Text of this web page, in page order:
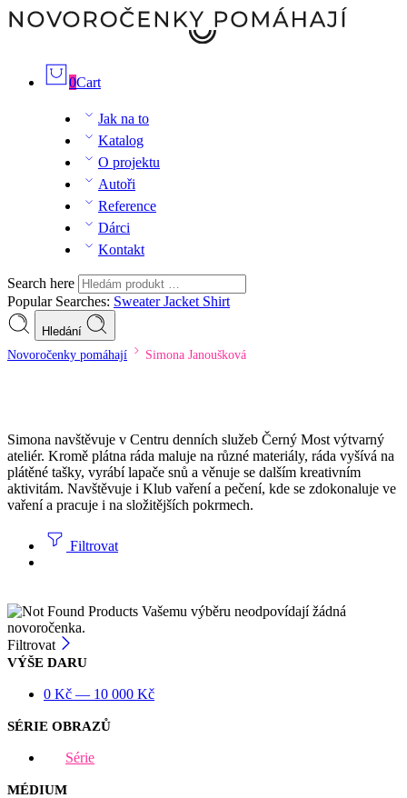
0Cart
Jak na to
Katalog
O projektu
Autoři
Reference
Dárci
Kontakt
Search here
Popular Searches: SweaterJacket Shirt
Hledání
Novoročenky pomáhají Simona Janoušková
Simona navštěvuje v Centru denních služeb Černý Most výtvarný
ateliér. Kromě plátna ráda maluje na různé materiály, ráda vyšívá na
plátěné tašky, vyrábí lapače snů a věnuje se dalším kreativním
aktivitám. Navštěvuje i Klub vaření a pečení, kde se zdokonaluje ve
vaření a pracuje i na složitějších pokrmech.
Filtrovat
Vašemu výběru neodpovídají žádná
novoročenka.
Filtrovat
VÝŠE DARU
0 Kč — 10 000 Kč
SÉRIE OBRAZŮ
Série
MÉDIUM